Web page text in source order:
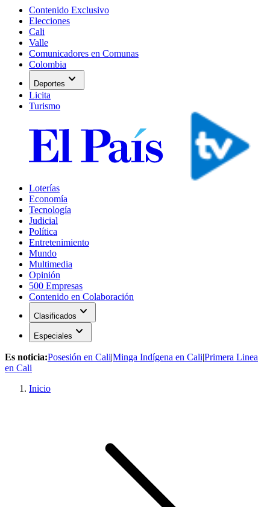
Contenido Exclusivo
Elecciones
Cali
Valle
Comunicadores en Comunas
Colombia
Deportes expand_more
Licita
Turismo
Loterías
Economía
Tecnología
Judicial
Política
Entretenimiento
Mundo
Multimedia
Opinión
500 Empresas
Contenido en Colaboración
Clasificados expand_more
Especiales expand_more
Es noticia:Posesión en Cali|Minga Indígena en Cali|Primera Linea
en Cali
Inicio